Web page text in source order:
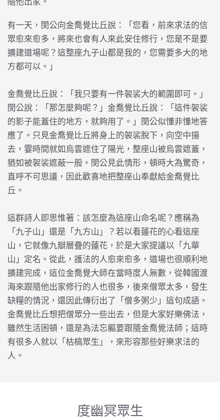
有一天，閔公向金喬覺比丘說：「您看，前來求法的信
眾愈來愈多，將來也會有人來此安住修行，您是不是要
擴建道場呢？這整座九子山都是我的，您需要多大的地
方都可以。」
金喬覺比丘說：「我只要有一件袈裟大的範圍即可。」
閔公說：「那怎麼夠呢？」金喬覺比丘說：「這件袈裟
的影子能蓋住的地方，就夠用了。」閔公似懂非懂地答
應了。只見金喬覺比丘將身上的袈裟脫下，向空中揚
去，霎時間就如烏雲遮住了陽光，整座山被烏雲遮蓋，
猶如被袈裟遮蔽一般。閔公見此情形，頓時大為驚奇，
直呼不可思議，因此歡喜地把整座山奉獻給金喬覺比
丘。
這群詩人即思惟著：該怎麼為這座山命名呢？應稱為
「九子山」還是「九方山」？若以看蓮花的心看這座
山，它就像九瓣層疊的蓮花，於是大家提議以「九華
山」定名。從此，護法的人愈來愈多，道場也很順利地
擴建完成，這位金喬覺大師在當時度人無數，從韓國渡
海來跟隨他出家修行的人也很多，後來僧眾太多，發生
缺糧的情況，還因此傳衍出了「僧多粥少」這句成語。
金喬覺比丘想把僧眾分一些出去，但是大家好樂佛法，
雖然生活困頓，還是為法忘軀要跟隨金喬覺法師；這時
有很多人就以「枯槁眾生」，來形容那些好樂求法的
人。
度幽冥眾生